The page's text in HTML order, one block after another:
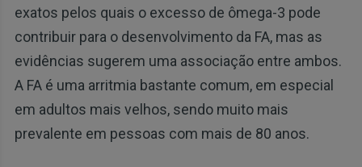
exatos pelos quais o excesso de ômega-3 pode
contribuir para o desenvolvimento da FA, mas as
evidências sugerem uma associação entre ambos.
A FA é uma arritmia bastante comum, em especial
em adultos mais velhos, sendo muito mais
prevalente em pessoas com mais de 80 anos.